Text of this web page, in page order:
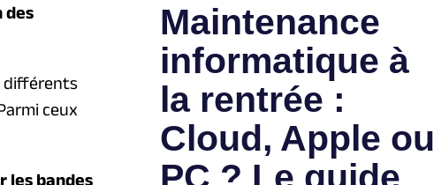
des
différents
ceux
les bandes
Maintenance
informatique à
la rentrée :
Cloud, Apple ou
PC ? Le guide